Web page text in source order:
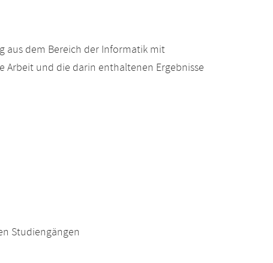
aus dem Bereich der Informatik mit
und die darin enthaltenen Ergebnisse
Studiengängen